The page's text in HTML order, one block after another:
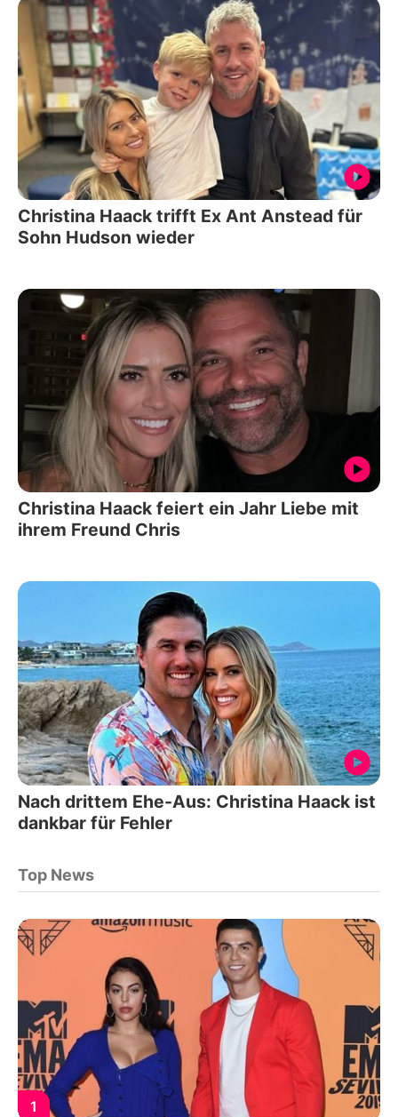
Christina Haack trifft Ex Ant Anstead für
Sohn Hudson wieder
Christina Haack feiert ein Jahr Liebe mit
ihrem Freund Chris
Nach drittem Ehe-Aus: Christina Haack ist
dankbar für Fehler
Top News
1